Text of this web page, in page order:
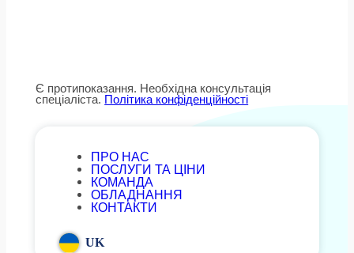
Є протипоказання. Необхідна консультація
спеціаліста. Політика конфіденційності
ПРО НАС
ПОСЛУГИ ТА ЦІНИ
КОМАНДА
ОБЛАДНАННЯ
КОНТАКТИ
UK